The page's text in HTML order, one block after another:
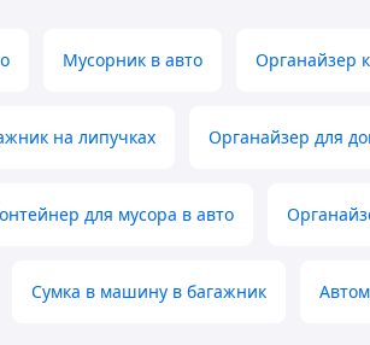
Мусорник в авто Органайзер
на липучках Органайзер для
для мусора в авто
Сумка в машину в багажник